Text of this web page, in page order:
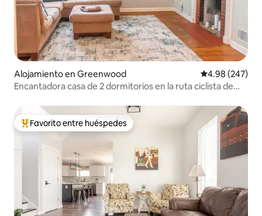
Alojamiento en Greenwood Calificación
4.98 (247)
Encantadora casa de 2 dormitorios en la ruta ciclista de
Favorito entre huéspedes preferido
Favorito entre huéspedes